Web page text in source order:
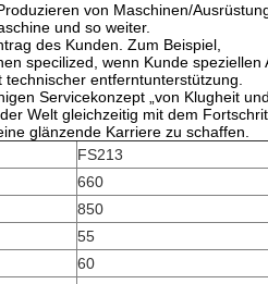
von Maschinen/
und so weiter.
des Kunden. Zum Beispiel,
specilized, wenn Kunde speziellen
entferntunterstützung.
Servicekonzept „von Klugheit
Welt gleichzeitig mit dem
glänzende Karriere zu schaffen.
FS213
660
850
55
60